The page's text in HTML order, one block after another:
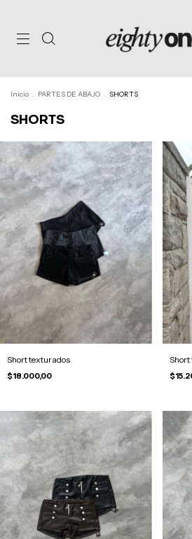
Inicio . PARTES DE ABAJO . SHORTS
SHORTS
Short texturados
$18.000,00
Short